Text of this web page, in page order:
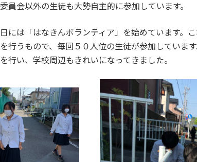
員会以外の生徒も大勢自主的に参加しています。
には「はなきんボランティア」を始めています。
行うもので、毎回５０人位の生徒が参加していま
行い、学校周辺もきれいになってきました。